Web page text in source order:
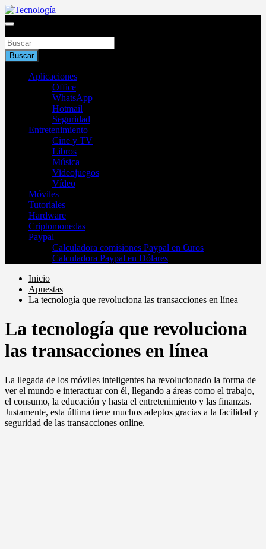
Saltar
al
Tecnología
Buscar
Aplicaciones
Office
WhatsApp
Hotmail
Seguridad
Entretenimiento
Cine y TV
Libros
Música
Videojuegos
Vídeo
Móviles
Tutoriales
Hardware
Criptomonedas
Paypal
Calculadora comisiones Paypal en €uros
Calculadora Paypal en Dólares
Inicio
Apuestas
La tecnología que revoluciona las transacciones en línea
La tecnología que revoluciona
las transacciones en línea
La llegada de los móviles inteligentes ha revolucionado la forma de
ver el mundo e interactuar con él, llegando a áreas como el trabajo,
el consumo, la educación y hasta el entretenimiento y las finanzas.
Justamente, esta última tiene muchos adeptos gracias a la facilidad y
seguridad de las transacciones online.